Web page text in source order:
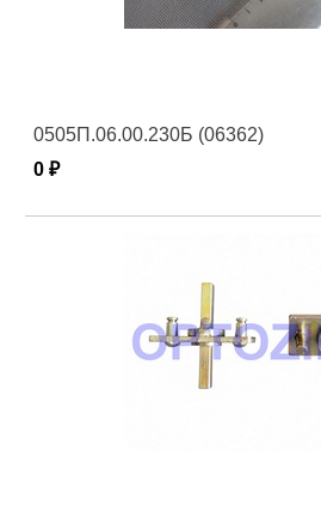
0505П.06.00.230Б (06362)
0 ₽